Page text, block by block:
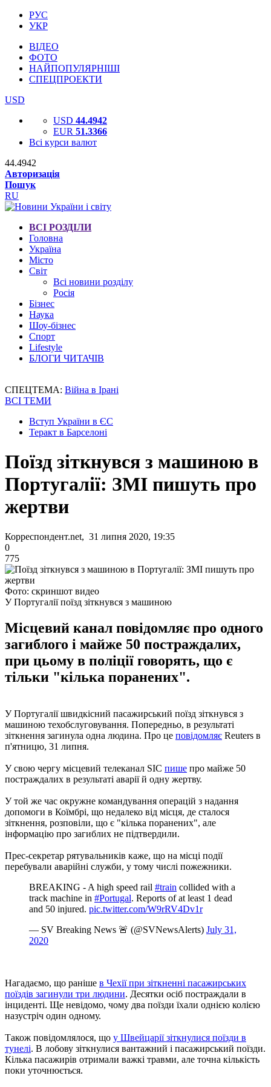
РУС
УКР
ВІДЕО
ФОТО
НАЙПОПУЛЯРНІШІ
СПЕЦПРОЕКТИ
USD
USD 44.4942
EUR 51.3366
Всі курси валют
44.4942
Авторизація
Пошук
RU
ВСІ РОЗДІЛИ
Головна
Україна
Місто
Світ
Всі новини розділу
Росія
Бізнес
Наука
Шоу-бізнес
Спорт
Lifestyle
БЛОГИ ЧИТАЧІВ
СПЕЦТЕМА: Війна в Ірані
ВСІ ТЕМИ
Вступ України в ЄС
Теракт в Барселоні
Поїзд зіткнувся з машиною в
Португалії: ЗМІ пишуть про
жертви
Корреспондент.net, 31 липня 2020, 19:35
0
775
Фото: скриншот видео
У Португалії поїзд зіткнувся з машиною
Місцевий канал повідомляє про одного
загиблого і майже 50 постраждалих,
при цьому в поліції говорять, що є
тільки "кілька поранених".
У Португалії швидкісний пасажирський поїзд зіткнувся з
машиною техобслуговування. Попередньо, в результаті
зіткнення загинула одна людина. Про це повідомляє Reuters в
п'ятницю, 31 липня.
У свою чергу місцевий телеканал SIC пише про майже 50
постраждалих в результаті аварії й одну жертву.
У той же час окружне командування операцій з надання
допомоги в Коїмбрі, що недалеко від місця, де сталося
зіткнення, розповіли, що є "кілька поранених", але
інформацію про загиблих не підтвердили.
Прес-секретар рятувальників каже, що на місці події
перебували аварійні служби, у тому числі пожежники.
BREAKING - A high speed rail #train collided with a
track machine in #Portugal. Reports of at least 1 dead
and 50 injured. pic.twitter.com/W9rRV4Dv1r
— SV Breaking News 🚨 (@SVNewsAlerts) July 31,
2020
Нагадаємо, що раніше в Чехії при зіткненні пасажирських
поїздів загинули три людини. Десятки осіб постраждали в
інциденті. Ще невідомо, чому два поїзди їхали однією колією
назустріч один одному.
Також повідомлялося, що у Швейцарії зіткнулися поїзди в
тунелі. В лобову зіткнулися вантажний і пасажирський поїзди.
Кілька пасажирів отримали важкі травми, але точна кількість
поки уточнюється.